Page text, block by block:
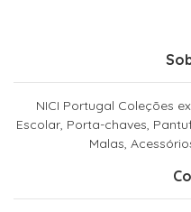
NICI Portugal Coleções
Escolar, Porta-chaves,
Malas,